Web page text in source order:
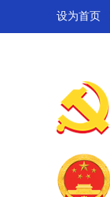
设为首页